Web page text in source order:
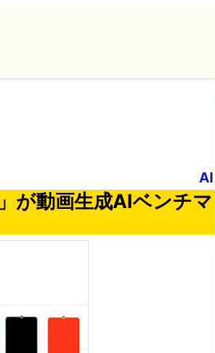
AI
が動画生成AIベンチマ